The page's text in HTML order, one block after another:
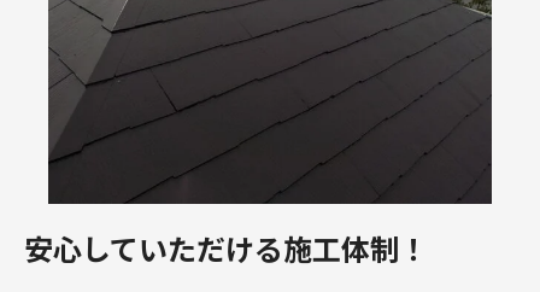
安心していただける施工体制！